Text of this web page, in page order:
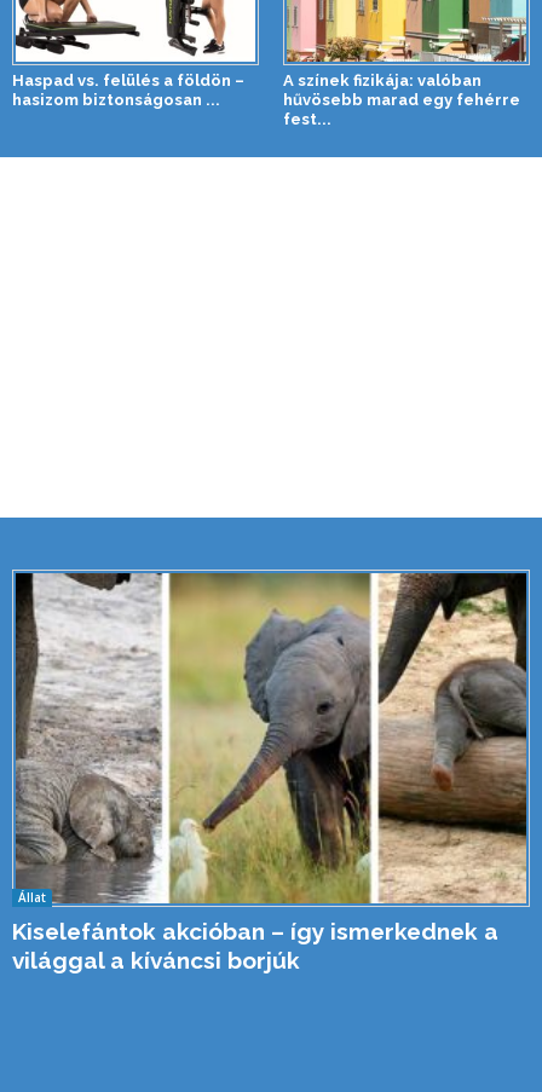
Haspad vs. felülés a földön –
hasizom biztonságosan ...
A színek fizikája: valóban
hűvösebb marad egy fehérre
fest...
Állat
Kiselefántok akcióban – így ismerkednek a
világgal a kíváncsi borjúk